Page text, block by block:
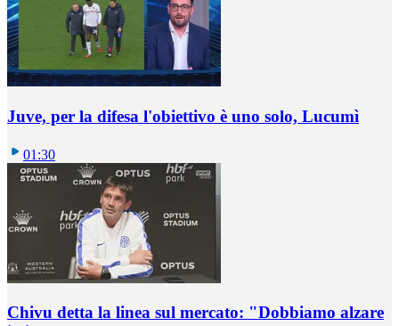
Juve, per la difesa l'obiettivo è uno solo, Lucumì
01:30
Chivu detta la linea sul mercato: "Dobbiamo alzare